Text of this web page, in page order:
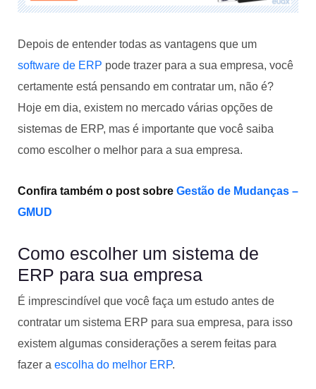
Depois de entender todas as vantagens que um
software de ERP pode trazer para a sua empresa, você
certamente está pensando em contratar um, não é?
Hoje em dia, existem no mercado várias opções de
sistemas de ERP, mas é importante que você saiba
como escolher o melhor para a sua empresa.
Confira também o post sobre Gestão de Mudanças –
GMUD
Como escolher um sistema de
ERP para sua empresa
É imprescindível que você faça um estudo antes de
contratar um sistema ERP para sua empresa, para isso
existem algumas considerações a serem feitas para
fazer a escolha do melhor ERP.